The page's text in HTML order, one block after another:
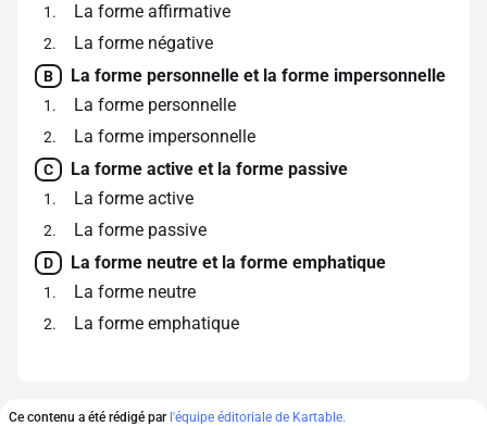
1 La forme affirmative
2 La forme négative
B La forme personnelle et la forme impersonnelle
1 La forme personnelle
2 La forme impersonnelle
C La forme active et la forme passive
1 La forme active
2 La forme passive
D La forme neutre et la forme emphatique
1 La forme neutre
2 La forme emphatique
Ce contenu a été rédigé par l'équipe éditoriale de Kartable.